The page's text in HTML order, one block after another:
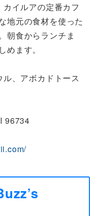
イルアの定番カフ
地元の食材を使った
朝食からランチま
ます。
、アボカドトース
96734